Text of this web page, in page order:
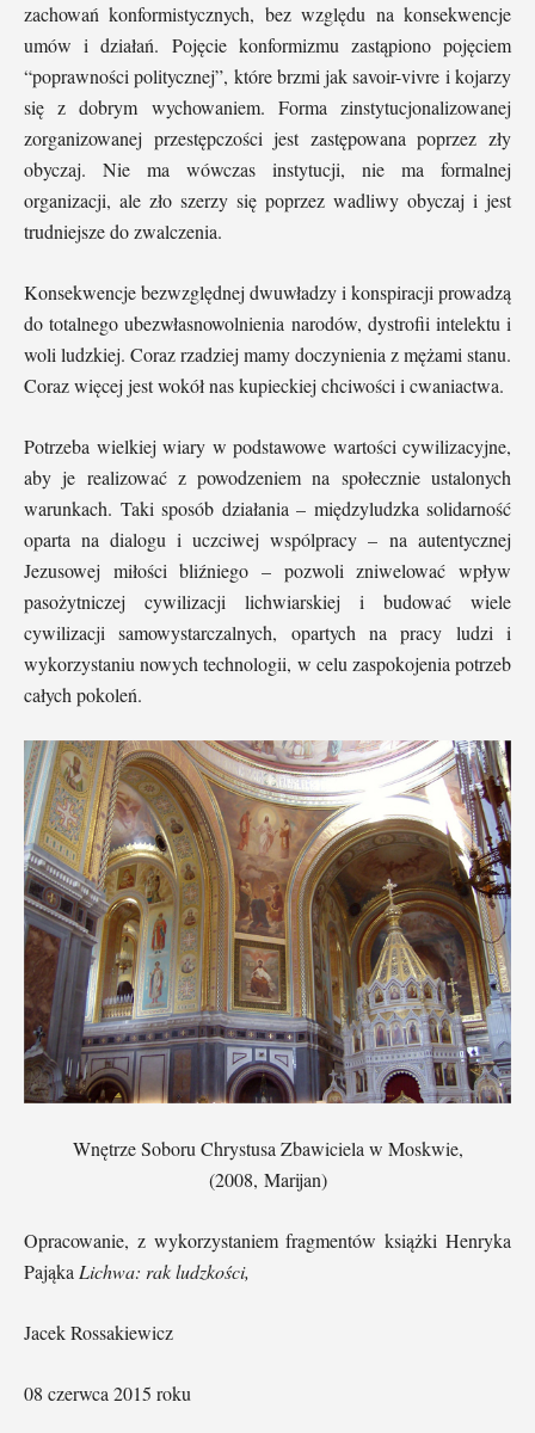
zachowań konformistycznych, bez względu na konsekwencje
umów i działań. Pojęcie konformizmu zastąpiono pojęciem
“poprawności politycznej”, które brzmi jak savoir-vivre i kojarzy
się z dobrym wychowaniem. Forma zinstytucjonalizowanej
zorganizowanej przestępczości jest zastępowana poprzez zły
obyczaj. Nie ma wówczas instytucji, nie ma formalnej
organizacji, ale zło szerzy się poprzez wadliwy obyczaj i jest
trudniejsze do zwalczenia.
Konsekwencje bezwzględnej dwuwładzy i konspiracji prowadzą
do totalnego ubezwłasnowolnienia narodów, dystrofii intelektu i
woli ludzkiej. Coraz rzadziej mamy doczynienia z mężami stanu.
Coraz więcej jest wokół nas kupieckiej chciwości i cwaniactwa.
Potrzeba wielkiej wiary w podstawowe wartości cywilizacyjne,
aby je realizować z powodzeniem na społecznie ustalonych
warunkach. Taki sposób działania – międzyludzka solidarność
oparta na dialogu i uczciwej wspólpracy – na autentycznej
Jezusowej miłości bliźniego – pozwoli zniwelować wpływ
pasożytniczej cywilizacji lichwiarskiej i budować wiele
cywilizacji samowystarczalnych, opartych na pracy ludzi i
wykorzystaniu nowych technologii, w celu zaspokojenia potrzeb
całych pokoleń.
Wnętrze Soboru Chrystusa Zbawiciela w Moskwie,
(2008, Marijan)
Opracowanie, z wykorzystaniem fragmentów książki Henryka
PająkaLichwa: rak ludzkości,
Jacek Rossakiewicz
08 czerwca 2015 roku